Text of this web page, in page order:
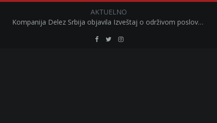
AKTUELNO
Kompanija Delez Srbija objavila Izveštaj o održivom poslovanju za 2025. godinu Briga o zajednici kroz program „Hrana za sve“ i edukaciju učenika
RetailRetailRetail